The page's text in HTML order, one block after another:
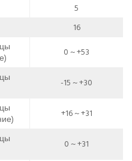
5
16
0 ~ +53
-15 ~ +30
+16 ~ +31
0 ~ +31